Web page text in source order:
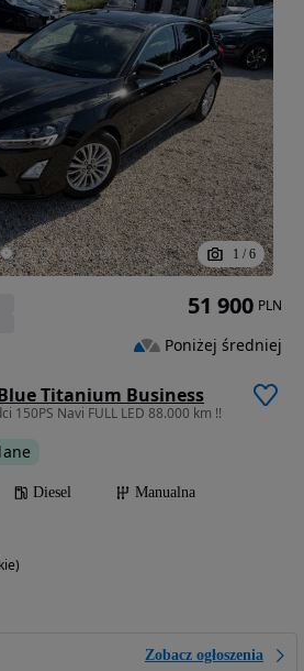
1 / 6
Titanium Business
150PS Navi FULL LED 88.000 km !!
Diesel
Manualna
Zobacz ogłoszenia
51 900 PLN
Poniżej średniej